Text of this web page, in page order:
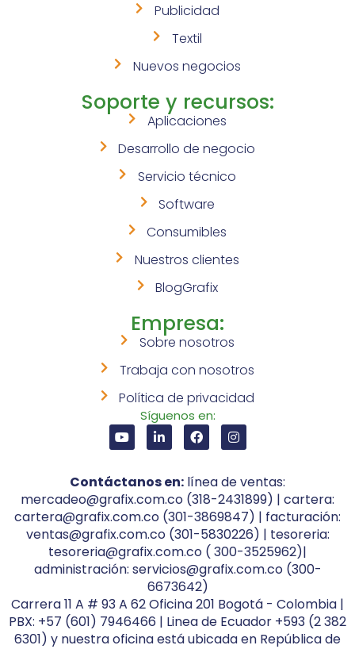
Publicidad
Textil
Nuevos negocios
Soporte y recursos:
Aplicaciones
Desarrollo de negocio
Servicio técnico
Software
Consumibles
Nuestros clientes
BlogGrafix
Empresa:
Sobre nosotros
Trabaja con nosotros
Política de privacidad
Síguenos en:
Contáctanos en: línea de ventas:
mercadeo@grafix.com.co (318-2431899) | cartera:
cartera@grafix.com.co (301-3869847) | facturación:
ventas@grafix.com.co (301-5830226) | tesoreria:
tesoreria@grafix.com.co ( 300-3525962)|
administración: servicios@grafix.com.co (300-
6673642)
Carrera 11 A # 93 A 62 Oficina 201 Bogotá - Colombia |
PBX: +57 (601) 7946466 | Linea de Ecuador +593 (2 382
6301) y nuestra oficina está ubicada en República de